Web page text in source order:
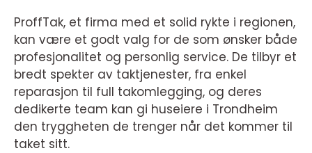
ProffTak, et firma med et solid rykte i regionen,
kan være et godt valg for de som ønsker både
profesjonalitet og personlig service. De tilbyr et
bredt spekter av taktjenester, fra enkel
reparasjon til full takomlegging, og deres
dedikerte team kan gi huseiere i Trondheim
den tryggheten de trenger når det kommer til
taket sitt.